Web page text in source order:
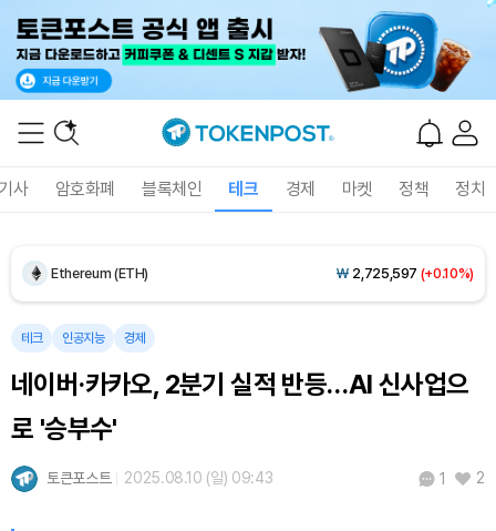
사 암호화폐 블록체인 테크 경제 마켓 정책 정치
(+1.13%)
Tether USDt (USDT) ₩1,424 (+0.01%)
BNB (BNB)
USDC (USDC) ₩1,425 (0.00%)
테크 인공지능 경제
네이버·카카오, 2분기 실적 반등…AI 신사업으
로 '승부수'
토큰포스트 2025.08.10 (일) 09:43 1 2